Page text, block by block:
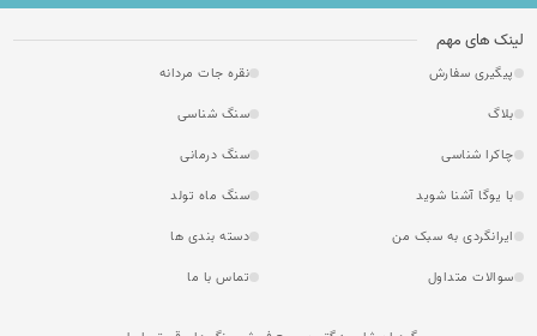
لینک های مهم
پیگیری سفارش
نقره جات مردانه
بلاگ
سنگ شناسی
چاکرا شناسی
سنگ درمانی
با یوگا آشنا شوید
سنگ ماه تولد
ایرانگردی به سبک من
دسته بندی ها
سوالات متداول
تماس با ما